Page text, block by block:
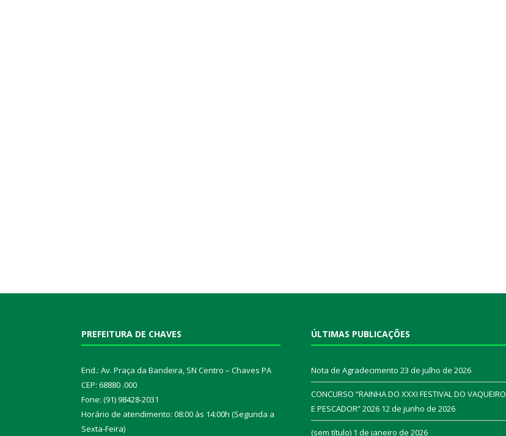
PREFEITURA DE CHAVES
End.: Av. Praça da Bandeira, SN Centro – Chaves PA
CEP: 68880 .000
Fone: (91) 98428-2031
Horário de atendimento: 08:00 às 14:00h (Segunda a
Sexta-Feira)
ÚLTIMAS PUBLICAÇÕES
Nota de Agradecimento 23 de julho de 2026
CONCURSO “RAINHA DO XXXI FESTIVAL DO VAQUEIRO
E PESCADOR” 2026 12 de junho de 2026
(sem título) 1 de janeiro de 2026